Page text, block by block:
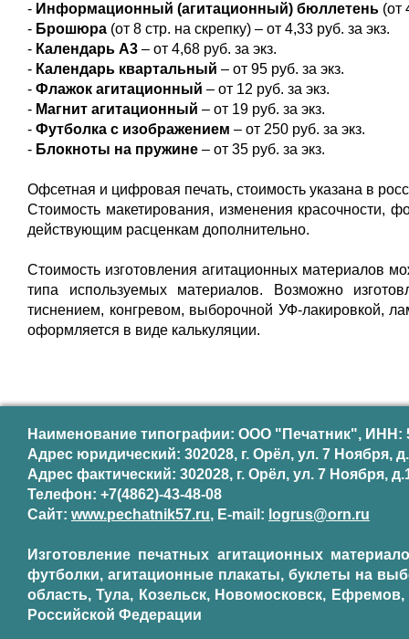
- Информационный (агитационный) бюллетень (от
- Брошюра (от 8 стр. на скрепку) – от 4,33 руб. за экз.
- Календарь А3 – от 4,68 руб. за экз.
- Календарь квартальный – от 95 руб. за экз.
- Флажок агитационный – от 12 руб. за экз.
- Магнит агитационный – от 19 руб. за экз.
- Футболка с изображением – от 250 руб. за экз.
- Блокноты на пружине – от 35 руб. за экз.
Офсетная и цифровая печать, стоимость указана в
Стоимость макетирования, изменения красочности,
действующим расценкам дополнительно.
Стоимость изготовления агитационных материалов
типа используемых материалов. Возможно
тиснением, конгревом, выборочной УФ-лакировкой,
оформляется в виде калькуляции.
Наименование типографии: ООО "Печатник", ИНН:
Адрес юридический: 302028, г. Орёл, ул. 7 Ноября,
Адрес фактический: 302028, г. Орёл, ул. 7 Ноября,
Телефон: +7(4862)-43-48-08
Сайт: www.pechatnik57.ru, E-mail: logrus@orn.ru
Изготовление печатных агитационных
футболки, агитационные плакаты, буклеты на
область, Тула, Козельск, Новомосковск,
Российской Федерации